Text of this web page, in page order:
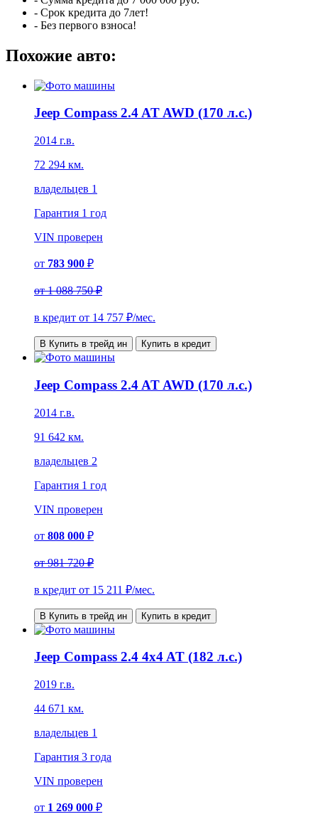
- Срок кредита до 7лет!
- Без первого взноса!
Похожие авто:
Jeep Compass 2.4 AT AWD (170 л.с.)
2014 г.в.
72 294 км.
владельцев 1
Гарантия 1 год
VIN проверен
от 783 900 ₽
от1 088 750 ₽
в кредит от 14 757 ₽/мес.
В Купить в трейд ин Купить в кредит
Jeep Compass 2.4 AT AWD (170 л.с.)
2014 г.в.
91 642 км.
владельцев 2
Гарантия 1 год
VIN проверен
от 808 000 ₽
от981 720 ₽
в кредит от 15 211 ₽/мес.
В Купить в трейд ин Купить в кредит
Jeep Compass 2.4 4x4 AT (182 л.с.)
2019 г.в.
44 671 км.
владельцев 1
Гарантия 3 года
VIN проверен
от 1 269 000 ₽